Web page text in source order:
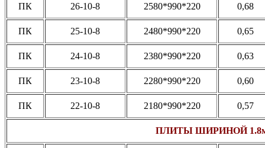
ПК 26-10-8 2580*990*220 0,68
ПК 25-10-8 2480*990*220 0,65
ПК 24-10-8 2380*990*220 0,63
ПК 23-10-8 2280*990*220 0,60
ПК 22-10-8 2180*990*220 0,57
ПЛИТЫ ШИРИНОЙ